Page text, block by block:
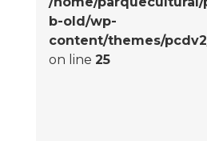
b-old/wp-
content/themes/
on line 25